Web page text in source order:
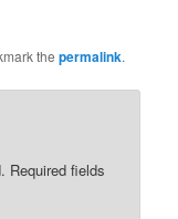
thepermalink.
Required fields